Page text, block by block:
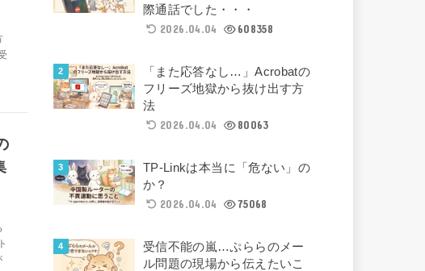
際通話でした・・・
2026.04.04
608358
「また応答なし…」Acrobatの
フリーズ地獄から抜け出す方
法
2026.04.04
80063
TP-Linkは本当に「危ない」の
か？
2026.04.04
75068
受信不能の嵐…ぷららのメー
ル問題の現場から伝えたいこ